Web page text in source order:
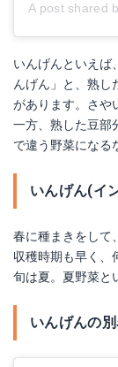
いんげんといえば
んげん」と、熟し
があります。さや
一方、熟した豆部
で違う野菜になる
いんげん(イ
春に種まきをして
収穫時期も早く、
旬は夏。夏野菜と
いんげんの